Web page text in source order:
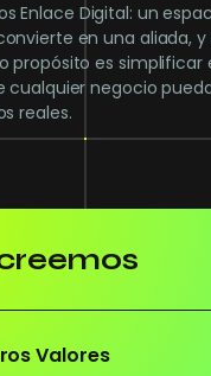
Enlace Digital: un
en una aliada, y
propósito es simplificar
cualquier negocio
reales.
Valores